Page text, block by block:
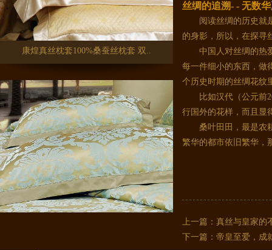
康煌真丝枕套100%桑蚕丝枕套 双..
康煌真丝枕套100%桑蚕丝 家纺桑..
丝绸的追溯- - 无数
阅读丝绸的历史就是
的身影，所以，在探寻
中国人对丝绸的热爱
每一件细小的东西，做
个历史时期的丝绸花纹
比如汉代（公元前
行国外的花样，
桑叶田田，最是农耕
繁华的都市依旧繁华，
上一篇： 真丝与皇家的
下一篇： 帝皇至爱，成